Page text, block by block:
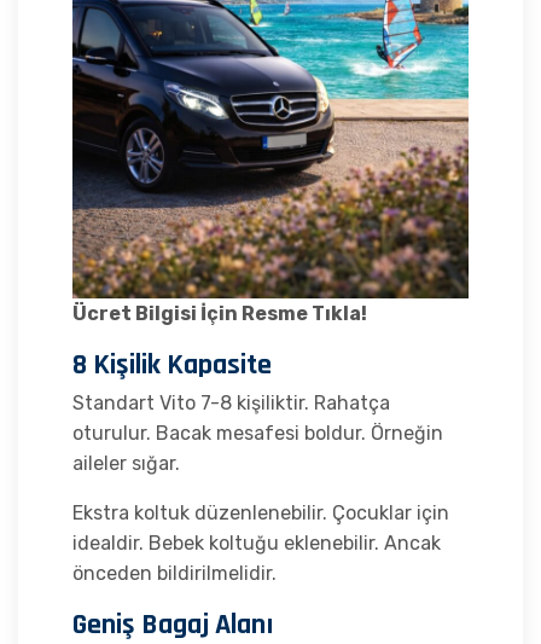
Ücret Bilgisi İçin Resme Tıkla!
8 Kişilik Kapasite
Standart Vito 7-8 kişiliktir. Rahatça
oturulur. Bacak mesafesi boldur. Örneğin
aileler sığar.
Ekstra koltuk düzenlenebilir. Çocuklar için
idealdir. Bebek koltuğu eklenebilir. Ancak
önceden bildirilmelidir.
Geniş Bagaj Alanı